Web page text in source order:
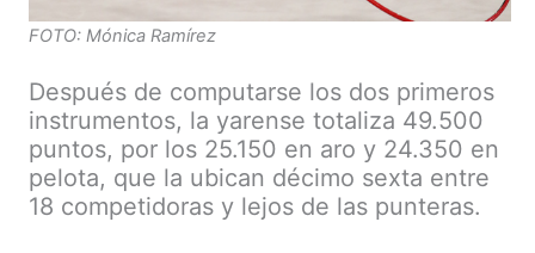
FOTO: Mónica Ramírez
Después de computarse los dos primeros
instrumentos, la yarense totaliza 49.500
puntos, por los 25.150 en aro y 24.350 en
pelota, que la ubican décimo sexta entre
18 competidoras y lejos de las punteras.